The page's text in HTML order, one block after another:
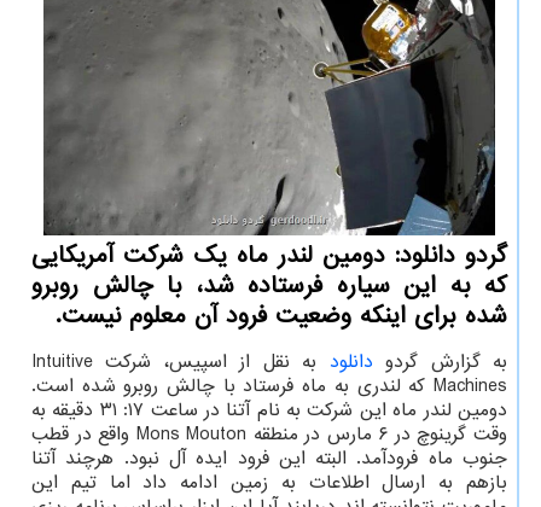
گردو دانلود: دومین لندر ماه یک شرکت آمریکایی
که به این سیاره فرستاده شد، با چالش روبرو
شده برای اینکه وضعیت فرود آن معلوم نیست.
به گزارش گردو دانلود
به نقل از اسپیس، شرکت Intuitive
Machines که لندری به ماه فرستاد با چالش روبرو شده است.
دومین لندر ماه این شرکت به نام آتنا در ساعت ۱۷: ۳۱ دقیقه به
وقت گرینوچ در ۶ مارس در منطقه Mons Mouton واقع در قطب
جنوب ماه فرودآمد. البته این فرود ایده آل نبود. هرچند آتنا
بازهم به ارسال اطلاعات به زمین ادامه داد اما تیم این